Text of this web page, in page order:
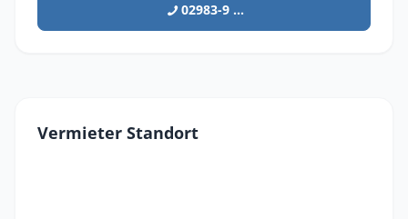
02983-9 ...
Vermieter Standort